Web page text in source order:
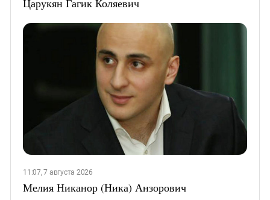
Царукян Гагик Коляевич
11:07, 7 августа 2026
Мелия Никанор (Ника) Анзорович